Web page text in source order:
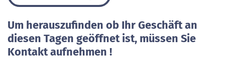
Um herauszufinden ob Ihr Geschäft an
diesen Tagen geöffnet ist, müssen Sie
Kontakt aufnehmen !